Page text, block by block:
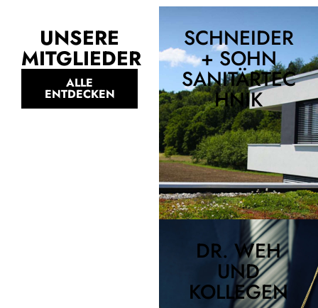
UNSERE
MITGLIEDER
ALLE
ENTDECKEN
SCHNEIDER
+ SOHN
SANITÄRTEC
HNIK
DR. WEH
UND
KOLLEGEN